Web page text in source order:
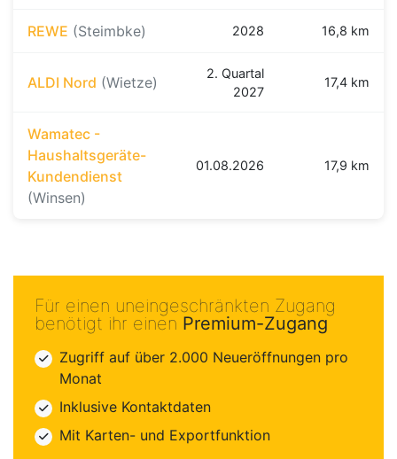
REWE (Steimbke) 2028 16,8 km
ALDI Nord (Wietze)
2. Quartal
2027
17,4 km
Wamatec -
Haushaltsgeräte-
Kundendienst
(Winsen)
01.08.2026 17,9 km
Für einen uneingeschränkten Zugang
benötigt ihr einen Premium-Zugang
Zugriff auf über 2.000 Neueröffnungen pro
Monat
Inklusive Kontaktdaten
Mit Karten- und Exportfunktion